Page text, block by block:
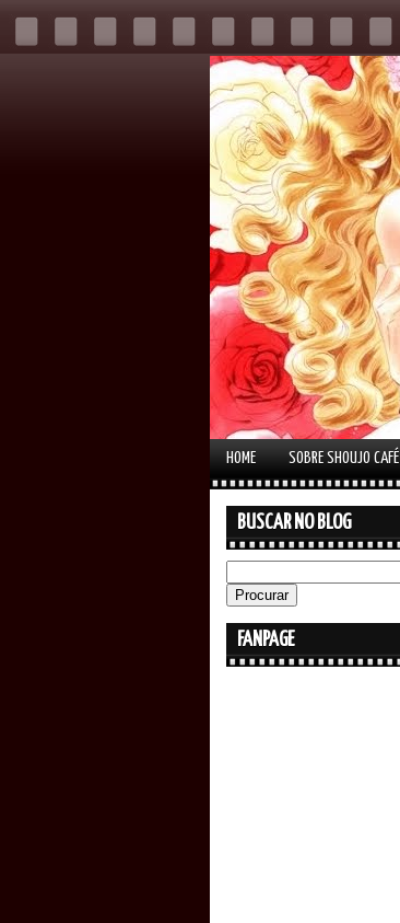
HOME SOBRE SHOUJO CAFÉ
BUSCAR NO BLOG
FANPAGE